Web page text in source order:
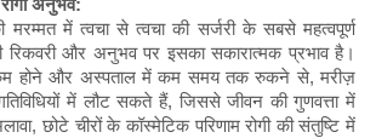
अनुभव:
मरम्मत में त्वचा से त्वचा की सर्जरी के सबसे महत्वपूर्ण
रिकवरी और अनुभव पर इसका सकारात्मक प्रभाव है।
होने और अस्पताल में कम समय तक रुकने से, मरीज़
में लौट सकते हैं, जिससे जीवन की गुणवत्ता में
छोटे चीरों के कॉस्मेटिक परिणाम रोगी की संतुष्टि में